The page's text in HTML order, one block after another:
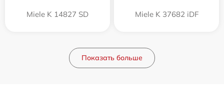
Miele K 14827 SD Miele K 37682 iDF
Показать больше